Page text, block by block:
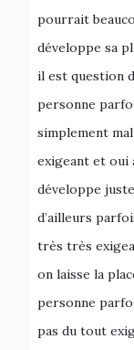
pourrait
développe sa
il est question
personne
simplement
exigeant et oui
développe
d’ailleurs
très très
on laisse la
personne
pas du tout